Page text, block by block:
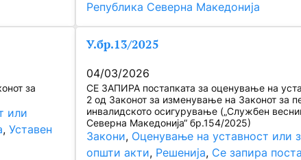
Република Северна Македонија
за
или
, Уставен
У.бр.13/2025
04/03/2026
СЕ ЗАПИРА постапката за оценување на
2 oд Законот за изменување на Законот за
инвалидското осигурување („Службен
Северна Македонија“ бр.154/2025)
Закони, Оценување на уставност или
општи акти, Решенија, Се запира